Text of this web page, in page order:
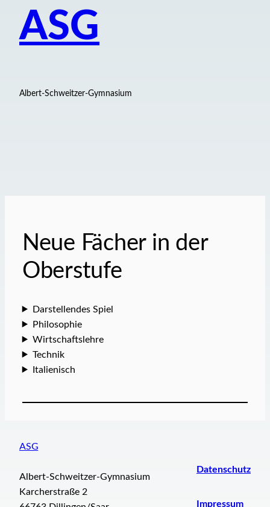
ASG
Albert-Schweitzer-Gymnasium
Neue Fächer in der
Oberstufe
Darstellendes Spiel
Philosophie
Wirtschaftslehre
Technik
Italienisch
ASG
Albert-Schweitzer-Gymnasium
Karcherstraße 2
Datenschutz
Impressum